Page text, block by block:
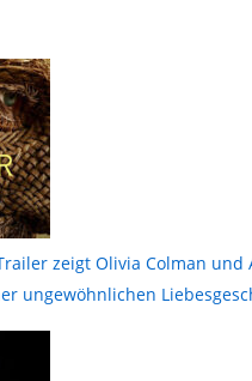
zeigt Olivia Colman und
ungewöhnlichen